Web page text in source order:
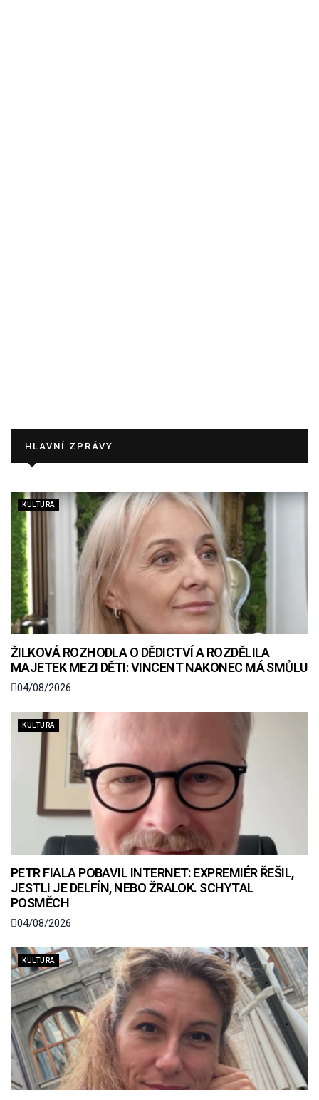
HLAVNÍ ZPRÁVY
KULTURA
ŽILKOVÁ ROZHODLA O DĚDICTVÍ A ROZDĚLILA
MAJETEK MEZI DĚTI: VINCENT NAKONEC MÁ SMŮLU
04/08/2026
KULTURA
PETR FIALA POBAVIL INTERNET: EXPREMIÉR ŘEŠIL,
JESTLI JE DELFÍN, NEBO ŽRALOK. SCHYTAL
POSMĚCH
04/08/2026
KULTURA